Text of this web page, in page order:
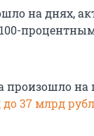
на днях,
на
37 млрд